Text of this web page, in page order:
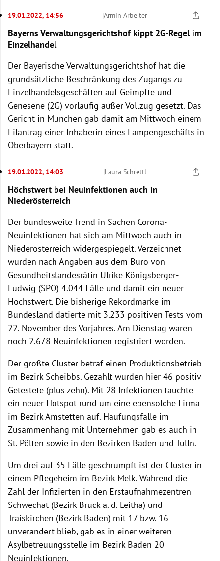
19.01.2022, 14:56 |Armin Arbeiter
Bayerns Verwaltungsgerichtshof kippt 2G-Regel im
Einzelhandel
Der Bayerische Verwaltungsgerichtshof hat die
grundsätzliche Beschränkung des Zugangs zu
Einzelhandelsgeschäften auf Geimpfte und
Genesene (2G) vorläufig außer Vollzug gesetzt. Das
Gericht in München gab damit am Mittwoch einem
Eilantrag einer Inhaberin eines Lampengeschäfts in
Oberbayern statt.
19.01.2022, 14:03 |Laura Schrettl
Höchstwert bei Neuinfektionen auch in
Niederösterreich
Der bundesweite Trend in Sachen Corona-
Neuinfektionen hat sich am Mittwoch auch in
Niederösterreich widergespiegelt. Verzeichnet
wurden nach Angaben aus dem Büro von
Gesundheitslandesrätin Ulrike Königsberger-
Ludwig (SPÖ) 4.044 Fälle und damit ein neuer
Höchstwert. Die bisherige Rekordmarke im
Bundesland datierte mit 3.233 positiven Tests vom
22. November des Vorjahres. Am Dienstag waren
noch 2.678 Neuinfektionen registriert worden.
Der größte Cluster betraf einen Produktionsbetrieb
im Bezirk Scheibbs. Gezählt wurden hier 46 positiv
Getestete (plus zehn). Mit 28 Infektionen tauchte
ein neuer Hotspot rund um eine ebensolche Firma
im Bezirk Amstetten auf. Häufungsfälle im
Zusammenhang mit Unternehmen gab es auch in
St. Pölten sowie in den Bezirken Baden und Tulln.
Um drei auf 35 Fälle geschrumpft ist der Cluster in
einem Pflegeheim im Bezirk Melk. Während die
Zahl der Infizierten in den Erstaufnahmezentren
Schwechat (Bezirk Bruck a. d. Leitha) und
Traiskirchen (Bezirk Baden) mit 17 bzw. 16
unverändert blieb, gab es in einer weiteren
Asylbetreuungsstelle im Bezirk Baden 20
Neuinfektionen.